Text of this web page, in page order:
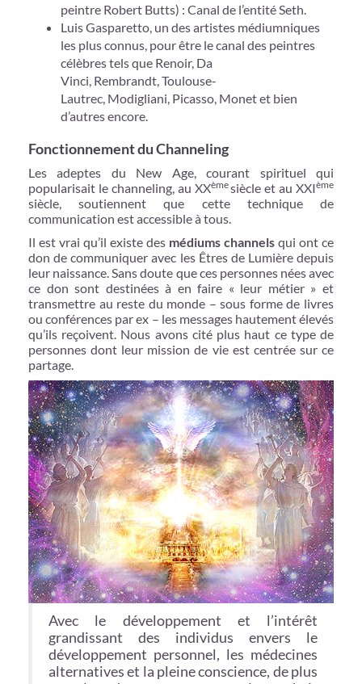
peintre Robert Butts) : Canal de l’entité Seth.
Luis Gasparetto, un des artistes médiumniques
les plus connus, pour être le canal des peintres
célèbres tels que Renoir, Da
Vinci, Rembrandt, Toulouse-
Lautrec, Modigliani, Picasso, Monet et bien
d’autres encore.
Fonctionnement du Channeling
Les adeptes du New Age, courant spirituel qui
popularisait le channeling, au XXèmesiècle et au XXIème
siècle, soutiennent que cette technique de
communication est accessible à tous.
Il est vrai qu’il existe des médiums channels qui ont ce
don de communiquer avec les Êtres de Lumière depuis
leur naissance. Sans doute que ces personnes nées avec
ce don sont destinées à en faire « leur métier » et
transmettre au reste du monde – sous forme de livres
ou conférences par ex – les messages hautement élevés
qu’ils reçoivent. Nous avons cité plus haut ce type de
personnes dont leur mission de vie est centrée sur ce
partage.
Avec le développement et l’intérêt
grandissant des individus envers le
développement personnel, les médecines
alternatives et la pleine conscience, de plus